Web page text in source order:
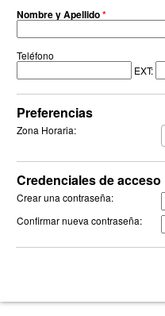
Nombre y Apellido*
Teléfono
EXT:
Preferencias
Zona Horaria:
Credenciales de acceso
Crear una contraseña:
Confirmar nueva contraseña: